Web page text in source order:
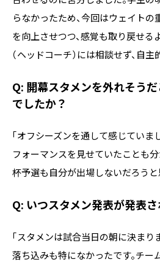
らなかったため、今回はウェイト
を向上させつつ、感覚も取り戻せる
（ヘッドコーチ）には相談せず、自主
Q: 開幕スタメンを外れそう
でしたか？
「オフシーズンを通して感じていま
フォーマンスを見せていたことも
杯予選も自分が出場しないだろうと
Q: いつスタメン発表が発表
「スタメンは試合当日の朝に決まり
落ち込みも特になかったです。チ